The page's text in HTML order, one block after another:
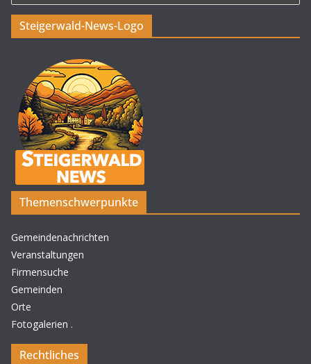
Steigerwald-News-Logo
Themenschwerpunkte
Gemeindenachrichten
Veranstaltungen
Firmensuche
Gemeinden
Orte
Fotogalerien .
Rechtliches